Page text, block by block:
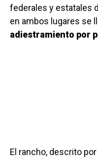
federales y estatales
en ambos lugares se
adiestramiento por
El rancho, descrito